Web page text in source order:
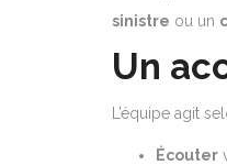
sinistre ou un
Un
L’équipe agit
Écouter